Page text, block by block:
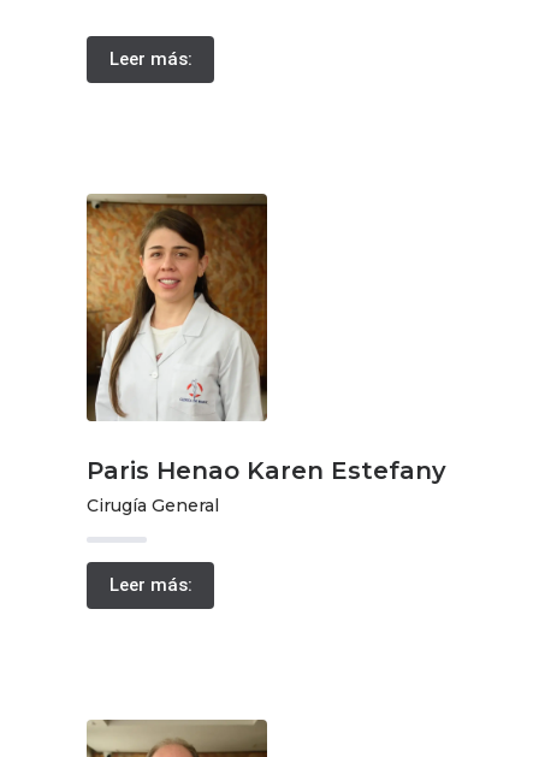
Leer más:
Paris Henao Karen Estefany
Cirugía General
Leer más: